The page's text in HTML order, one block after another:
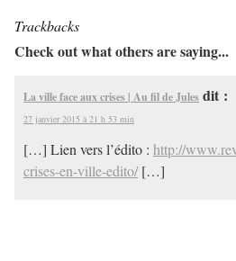
Trackbacks
Check out what others are saying...
La ville face aux crises | Au fil de Jules dit :
27 janvier 2015 à 21 h 53 min
[…] Lien vers l’édito : http://
crises-en-ville-edito/[…]